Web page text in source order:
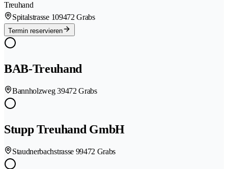
Treuhand
Spitalstrasse 109472 Grabs
Termin reservieren
BAB-Treuhand
Bannholzweg 39472 Grabs
Stupp Treuhand GmbH
Staudnerbachstrasse 99472 Grabs